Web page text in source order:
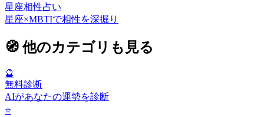
星座相性占い
星座×MBTIで相性を深掘り
🧭他のカテゴリも見る
🔮
無料診断
AIがあなたの運勢を診断
⭐